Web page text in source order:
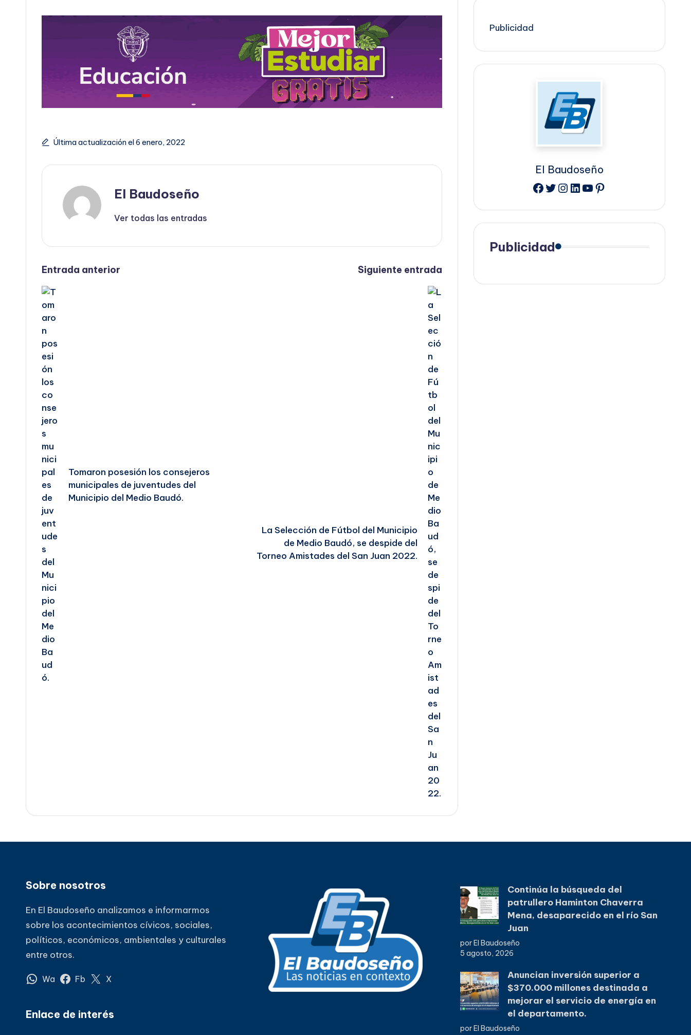
Última actualización el 6 enero, 2022
El Baudoseño
Ver todas las entradas
Navegación
de
entradas
Entrada anterior
Tomaron posesión los consejeros
municipales de juventudes del
Municipio del Medio Baudó.
Siguiente entrada
La Selección de Fútbol del Municipio
de Medio Baudó, se despide del
Torneo Amistades del San Juan 2022.
Publicidad
El Baudoseño
Facebook
Twitter
Instagram
LinkedIn
YouTube
Pinterest
Publicidad
Sobre nosotros
En El Baudoseño analizamos e informarmos
sobre los acontecimientos cívicos, sociales,
políticos, económicos, ambientales y culturales
entre otros.
Wa Fb X
Enlace de interés
Continúa la búsqueda del
patrullero Haminton Chaverra
Mena, desaparecido en el río San
Juan
por El Baudoseño
5 agosto, 2026
Anuncian inversión superior a
$370.000 millones destinada a
mejorar el servicio de energía en
el departamento.
por El Baudoseño